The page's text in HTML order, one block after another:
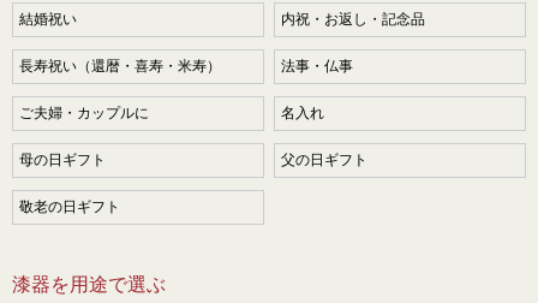
結婚祝い 内祝・お返し・記念品
長寿祝い（還暦・喜寿・米寿） 法事・仏事
ご夫婦・カップルに 名入れ
母の日ギフト 父の日ギフト
敬老の日ギフト
漆器を用途で選ぶ